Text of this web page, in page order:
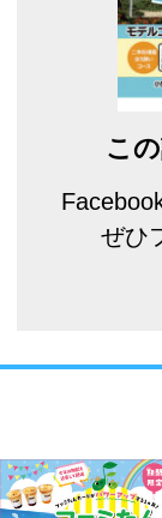
こ
ぜひ